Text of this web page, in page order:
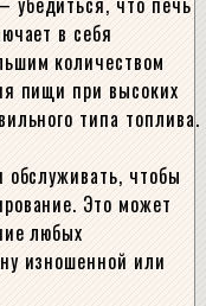
в себя
количеством
пищи при высоких
типа топлива.
обслуживать, чтобы
Это может
любых
изношенной или